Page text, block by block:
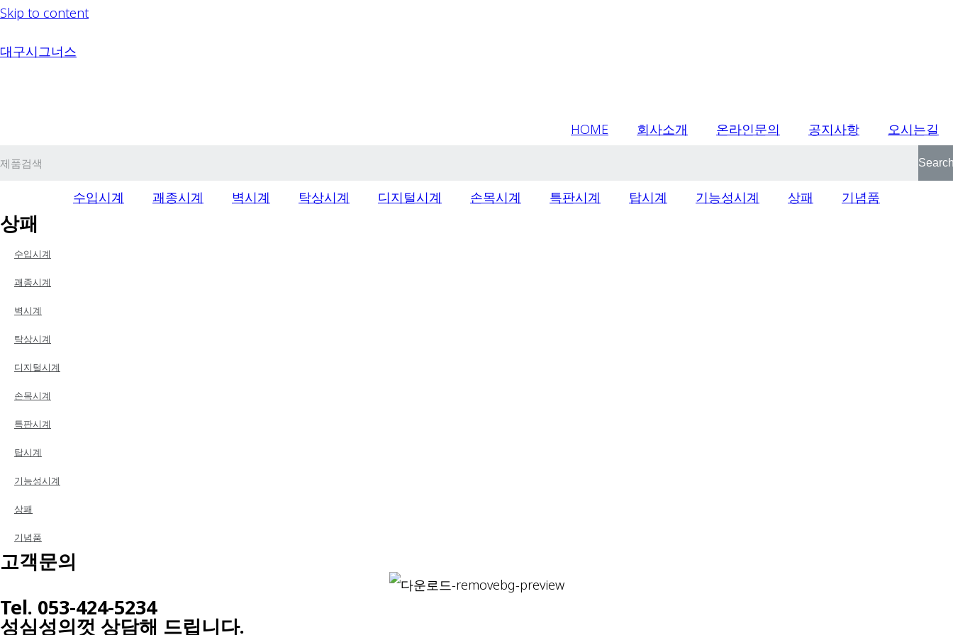
Skip to content
대구시그너스
HOME 회사소개 온라인문의 공지사항 오시는길
수입시계 괘종시계 벽시계 탁상시계 디지털시계 손목시계 특판시계 탑시계 기능성시계 상패 기념품
상패
수입시계
괘종시계
벽시계
탁상시계
디지털시계
손목시계
특판시계
탑시계
기능성시계
상패
기념품
고객문의
Tel. 053-424-5234
성심성의껏 상담해 드립니다.